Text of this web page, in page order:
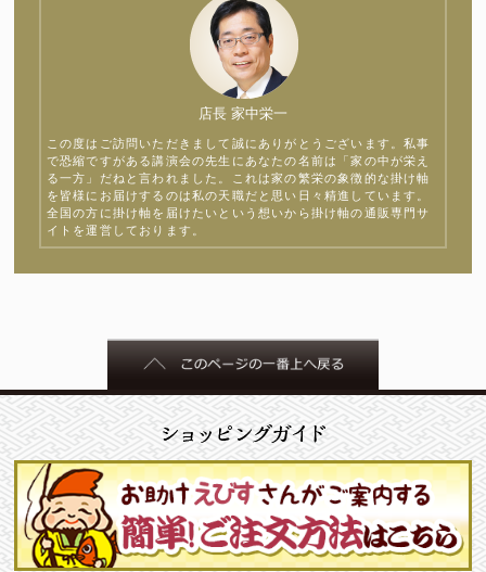
店長 家中栄一
この度はご訪問いただきまして誠にありがとうございます。私事
で恐縮ですがある講演会の先生にあなたの名前は「家の中が栄え
る一方」だねと言われました。これは家の繁栄の象徴的な掛け軸
を皆様にお届けするのは私の天職だと思い日々精進しています。
全国の方に掛け軸を届けたいという想いから掛け軸の通販専門サ
イトを運営しております。